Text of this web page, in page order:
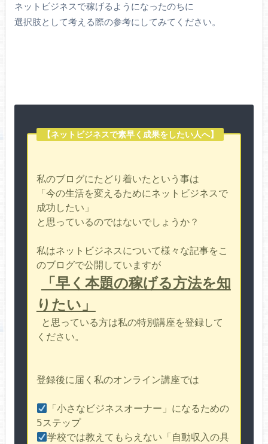
ネットビジネスで稼げるようになったのちに
選択肢として考える際の参考にしてみてください。
【ネットビジネスで素早く成果をしたい人へ】
私のブログにたどり着いたという事は
「今の生活を変えるためにネットビジネスで
成功したい」
と思っているのではないでしょうか？
私はネットビジネスについて様々な記事をこ
のブログで公開していますが
「早く本題の稼げる方法を知
りたい」
と思っている方は私の特別講座を登録して
ください。
登録後に届く私のオンライン講座では
「小さなビジネスオーナー」になるための
5ステップ
学校では教えてもらえない「自動収入の具